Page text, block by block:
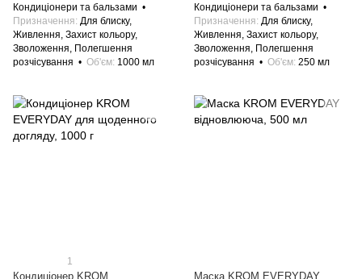
Кондиціонери та бальзами
Призначення Для блиску,
Живлення, Захист кольору,
Зволоження, Полегшення
розчісування
Об'єм 1000 мл
Кондиціонери та бальзами
Призначення Для блиску,
Живлення, Захист кольору,
Зволоження, Полегшення
розчісування
Об'єм 250 мл
1
Кондиціонер KROM
Маска KROM EVERYDAY